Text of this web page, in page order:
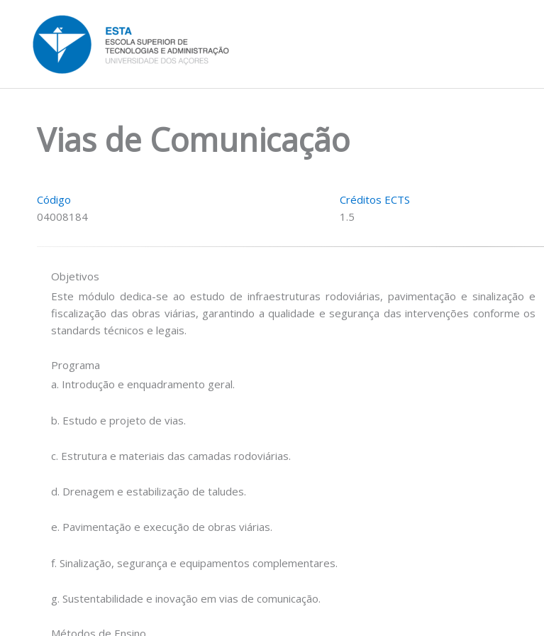
content
Vias de Comunicação
Código
04008184
Créditos ECTS
1.5
Objetivos
Este módulo dedica-se ao estudo de infraestruturas rodoviárias, pavimentação e sinalização e
fiscalização das obras viárias, garantindo a qualidade e segurança das intervenções conforme os
standards técnicos e legais.
Programa
a. Introdução e enquadramento geral.
b. Estudo e projeto de vias.
c. Estrutura e materiais das camadas rodoviárias.
d. Drenagem e estabilização de taludes.
e. Pavimentação e execução de obras viárias.
f. Sinalização, segurança e equipamentos complementares.
g. Sustentabilidade e inovação em vias de comunicação.
Métodos de Ensino